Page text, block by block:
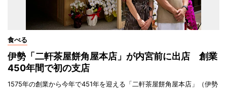
食べる
伊勢「二軒茶屋餅角屋本店」が内宮前に出店 創業
450年間で初の支店
1575年の創業から今年で451年を迎える「二軒茶屋餅角屋本店」（伊勢